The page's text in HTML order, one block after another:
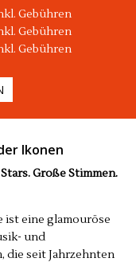
Gebühren
Gebühren
Gebühren
Ikonen
Große Stimmen.
ist eine glamouröse
und
die seit Jahrzehnten